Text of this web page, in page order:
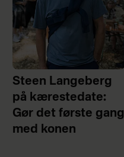
Steen Langeberg
på kærestedate:
Gør det første gang
med konen